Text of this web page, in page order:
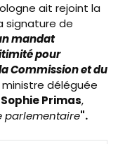
ait rejoint la
signature de
mandat
pour
Commission et du
déléguée
Primas,
parlementaire".